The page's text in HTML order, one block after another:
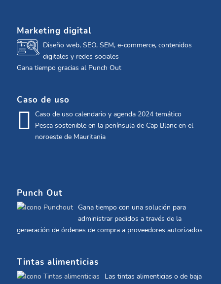
Marketing digital
Diseño web, SEO, SEM, e-commerce, contenidos
digitales y redes sociales
Gana tiempo gracias al Punch Out
Caso de uso
Caso de uso calendario y agenda 2024 temático
Pesca sostenible en la península de Cap Blanc en el
noroeste de Mauritania
Punch Out
Gana tiempo con una solución para
administrar pedidos a través de la
generación de órdenes de compra a proveedores autorizados
Tintas alimenticias
Las tintas alimenticias o de baja